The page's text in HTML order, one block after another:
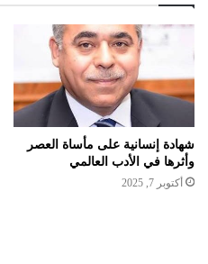
شهادة إنسانية على مأساة العصر
وأثرها في الأدب العالمي
أكتوبر 7, 2025